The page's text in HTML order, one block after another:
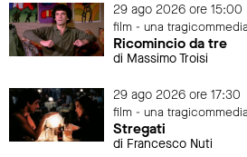
29 ago 2026 ore 15:00
film - una
Ricomincio da tre
di Massimo Troisi
29 ago 2026 ore 17:30
film - una
Stregati
di Francesco Nuti